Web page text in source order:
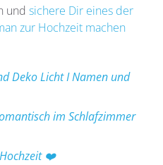
und sichere Dir eines der
zur Hochzeit machen
Deko Licht I Namen und
im Schlafzimmer
❤️